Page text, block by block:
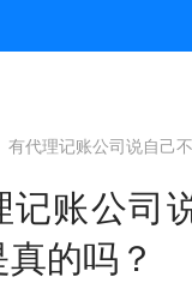
有代理记账公司说自己
记账公司
的吗？